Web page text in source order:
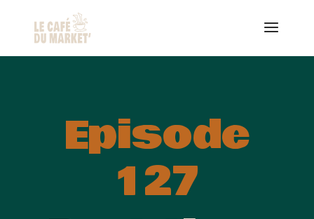
Episode
127